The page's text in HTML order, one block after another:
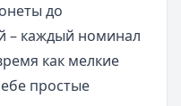
до
– каждый номинал
как мелкие
простые